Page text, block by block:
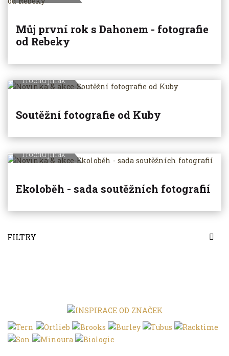
FILTRY
Můj první rok s Dahonem - fotografie
od Rebeky
Trochu jinak
Soutěžní fotografie od Kuby
Trochu jinak
Ekoloběh - sada soutěžních fotografií